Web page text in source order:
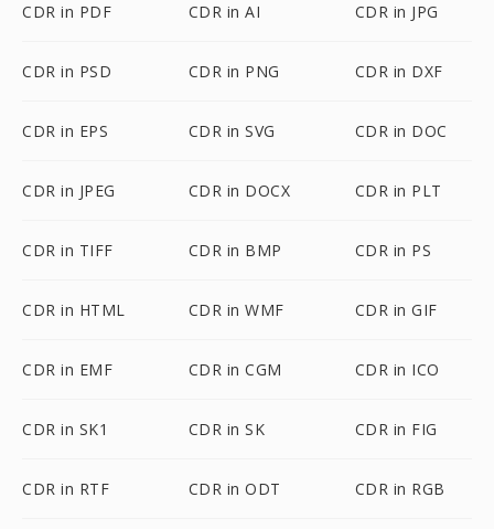
CDR in PDF CDR in AI CDR in JPG
CDR in PSD CDR in PNG CDR in DXF
CDR in EPS CDR in SVG CDR in DOC
CDR in JPEG CDR in DOCX CDR in PLT
CDR in TIFF CDR in BMP CDR in PS
CDR in HTML CDR in WMF CDR in GIF
CDR in EMF CDR in CGM CDR in ICO
CDR in SK1 CDR in SK CDR in FIG
CDR in RTF CDR in ODT CDR in RGB